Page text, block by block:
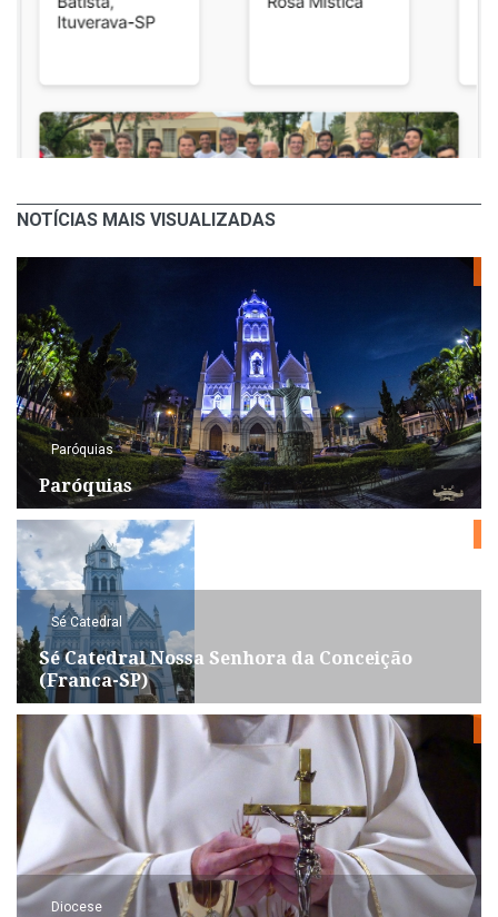
NOTÍCIAS MAIS VISUALIZADAS
Paróquias
Paróquias
Sé Catedral
Sé Catedral Nossa Senhora da Conceição
(Franca-SP)
Diocese